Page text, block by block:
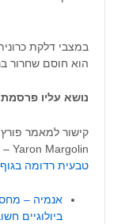
במצבי דלקת
הוא חוסם שחרור
נושא עליו
קישור למאמר
Yaron Margolin –
טבעית רדומה
אנמיה –
ביולוגיים